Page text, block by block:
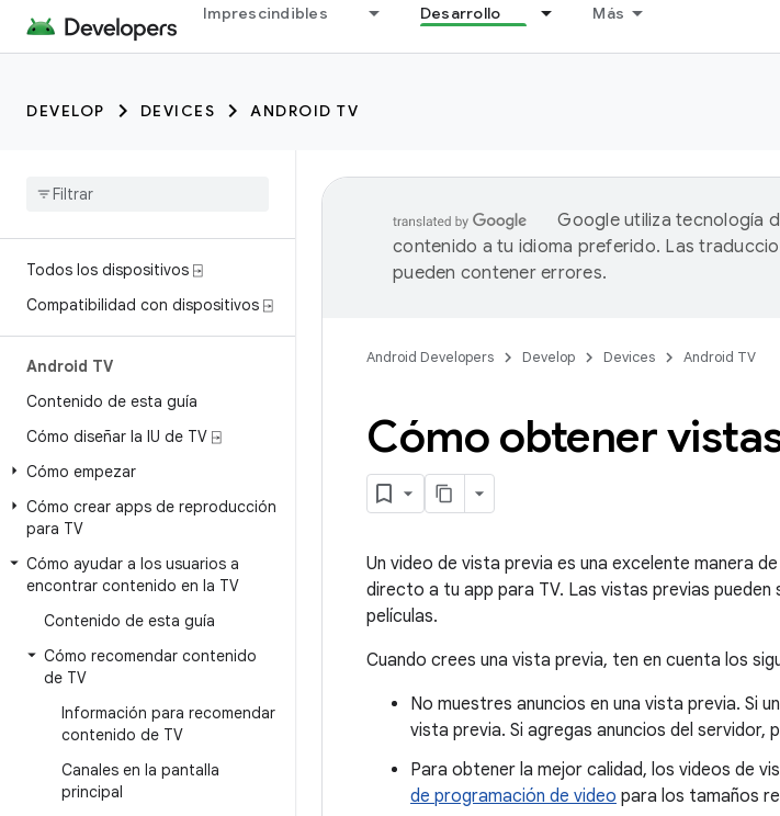
Imprescindibles Desarrollo Más
DEVELOP DEVICES ANDROID TV
Todos los dispositivos ⍈
Compatibilidad con dispositivos ⍈
Android TV
Contenido de esta guía
Cómo diseñar la IU de TV ⍈
Cómo empezar
Cómo crear apps de reproducción
para TV
Cómo ayudar a los usuarios a
encontrar contenido en la TV
Contenido de esta guía
Cómo recomendar contenido
de TV
Información para recomendar
contenido de TV
Canales en la pantalla
principal
Google utiliza tecnología
contenido a tu idioma preferido. Las
pueden contener errores.
Android Developers Develop Devices Android TV
Cómo obtener
Un video de vista previa es una excelente manera
directo a tu app para TV. Las vistas previas
películas.
Cuando crees una vista previa, ten en cuenta los
No muestres anuncios en una vista previa. Si
vista previa. Si agregas anuncios del servidor,
Para obtener la mejor calidad, los videos de
de programación de video para los tamaños